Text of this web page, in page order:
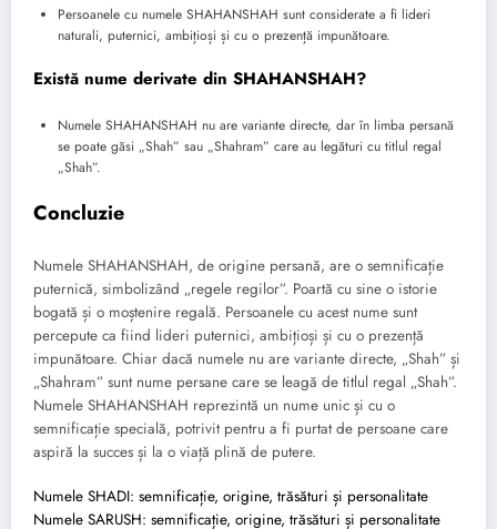
Persoanele cu numele SHAHANSHAH sunt considerate a fi lideri
naturali, puternici, ambițioși și cu o prezență impunătoare.
Există nume derivate din SHAHANSHAH?
Numele SHAHANSHAH nu are variante directe, dar în limba persană
se poate găsi „Shah” sau „Shahram” care au legături cu titlul regal
„Shah”.
Concluzie
Numele SHAHANSHAH, de origine persană, are o semnificație
puternică, simbolizând „regele regilor”. Poartă cu sine o istorie
bogată și o moștenire regală. Persoanele cu acest nume sunt
percepute ca fiind lideri puternici, ambițioși și cu o prezență
impunătoare. Chiar dacă numele nu are variante directe, „Shah” și
„Shahram” sunt nume persane care se leagă de titlul regal „Shah”.
Numele SHAHANSHAH reprezintă un nume unic și cu o
semnificație specială, potrivit pentru a fi purtat de persoane care
aspiră la succes și la o viață plină de putere.
Numele SHADI: semnificație, origine, trăsături și personalitate
Numele SARUSH: semnificație, origine, trăsături și personalitate